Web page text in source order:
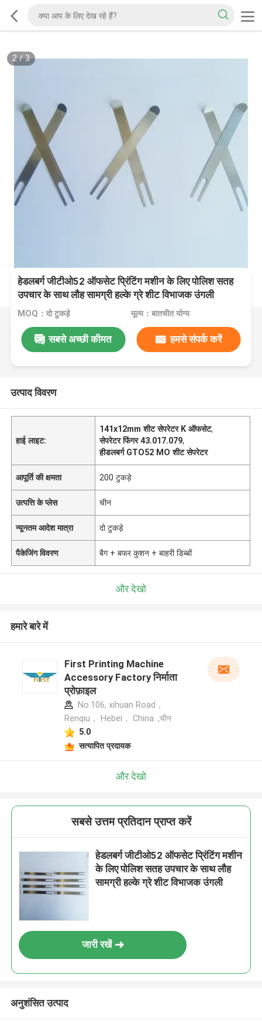
2/3
हेडलबर्ग जीटीओ52 ऑफसेट प्रिंटिंग मशीन के लिए पोलिश सतह
उपचार के साथ लौह सामग्री हल्के ग्रे शीट विभाजक उंगली
MOQ：दो टुकड़े मूल्य：बातचीत योग्य
सबसे अच्छी कीमत हमसे संपर्क करें
उत्पाद विवरण
हाई लाइट:
141x12mm शीट सेपरेटर K ऑफसेट,
सेपरेटर फिंगर 43.017.079,
हीडलबर्ग GTO52 MO शीट सेपरेटर
आपूर्ति की क्षमता 200 टुकड़े
उत्पत्ति के प्लेस चीन
न्यूनतम आदेश मात्रा दो टुकड़े
पैकेजिंग विवरण बैग + बफर कुशन + बाहरी डिब्बों
और देखो
हमारे बारे में
First Printing Machine
Accessory Factory निर्माता
प्रोफ़ाइल
No.106, xihuan Road，
Renqiu， Hebei， China. ,चीन
5.0
सत्यापित प्रदायक
और देखो
सबसे उत्तम प्रतिदान प्राप्त करें
हेडलबर्ग जीटीओ52 ऑफसेट प्रिंटिंग मशीन
के लिए पोलिश सतह उपचार के साथ लौह
सामग्री हल्के ग्रे शीट विभाजक उंगली
जारी रखें
अनुशंसित उत्पाद